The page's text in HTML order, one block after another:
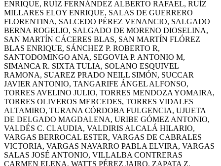
ENRIQUE, RUÍZ FERNÁNDEZ ALBERTO RAFAEL, RUÍZ
MILLARES ELOY ENRIQUE, SALAS DE GUERRERO
FLORENTINA, SALCEDO PÉREZ VENANCIO, SALGADO
BERNA ROGELIO, SALGADO DE MORENO DIOSELINA,
SAN MARTÍN CÁCERES BLAS, SAN MARTÍN FLÓREZ
BLAS ENRIQUE, SÁNCHEZ P. ROBERTO R,
SANTODOMINGO ANA, SEGOVIA P. ANTONIO M,
SIMANCA R. SIXTA TULIA, SOLANO ESQUIVEL
RAMONA, SUAREZ PRADO NEILL SIMÓN, SUCCAR
JAVIER ANTONIO, TANGARIFE ÁNGEL ALFONSO,
TORRES AVELINO JULIO, TORRES MENDOZA YOMAIRA,
TORRES OLIVEROS MERCEDES, TORRES VIDALES
ALTAMIRO, TURANA CÓRDOBA FULGENCIA, UJUETA
DE DELGADO MAGDALENA, URIBE GÓMEZ ANTONIO,
VALDÉS C. CLAUDIA, VALDIRIS ALCALÁ HILARIO,
VARGAS BERROCAL ESTER, VARGAS DE CABRALES
VICTORIA, VARGAS NAVARRO PABLA ELVIRA, VARGAS
SALAS JOSÉ ANTONIO, VILLALBA CONTRERAS
CARMEN ELENA, WATTS PÉREZ JAIRO, ZAPATA Z.